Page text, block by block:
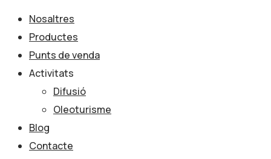
Nosaltres
Productes
Punts de venda
Activitats
Difusió
Oleoturisme
Blog
Contacte